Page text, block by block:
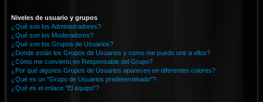
Niveles de usuario y grupos
¿Qué son los Administradores?
¿Qué son los Moderadores?
¿Qué son los Grupos de Usuarios?
¿Donde están los Grupos de Usuarios y como me puedo unir a ellos?
¿Cómo me convierto en Responsable del Grupo?
¿Por qué algunos Grupos de Usuarios aparecen en diferentes colores?
¿Qué es un "Grupo de Usuarios predeterminado"?
¿Qué es el enlace "El equipo"?